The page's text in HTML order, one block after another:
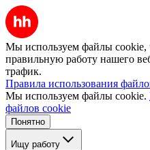
Мы используем файлы cookie,
правильную работу нашего
трафик.
Правила использования
Мы используем файлы cookie.
файлов cookie
Понятно
Ищу работу